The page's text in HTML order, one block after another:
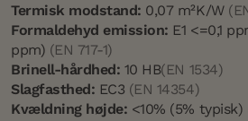
Termisk modstand: 0,07 m²K/W
Formaldehyd emission: E1 <=0,1
ppm) (EN 717-1)
Brinell-hårdhed: 10 HB(EN 1534)
Slagfasthed: EC3 (EN 14354)
Kvældning højde: <10% (5% typisk)